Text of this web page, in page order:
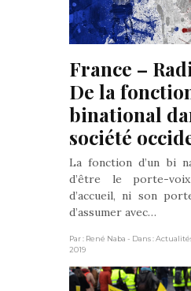
France –
De la
binational
société
La fonction d’un bi
d’être le porte-
d’accueil, ni son
d’assumer avec…
Par : René Naba - Dans :
2019